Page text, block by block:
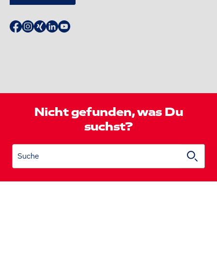
Nicht gefunden, was Du
suchst?
Suche